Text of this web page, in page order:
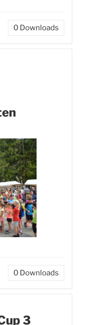
0 Downloads
0 Downloads
3